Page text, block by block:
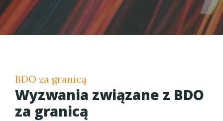
BDO za granicą
Wyzwania związane z BDO
za granicą